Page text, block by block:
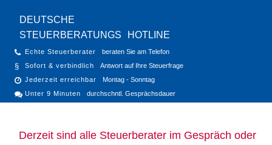
DEUTSCHE
STEUERBERATUNGS
HOTLINE
Echte Steuerberater
beraten Sie am Telefon
Sofort & verbindlich
Antwort auf Ihre Steuerfrage
Jederzeit erreichbar
Montag - Sonntag
Unter 9 Minuten
durchschntl. Gesprächsdauer
Derzeit sind alle Steuerberater im Gespräch oder